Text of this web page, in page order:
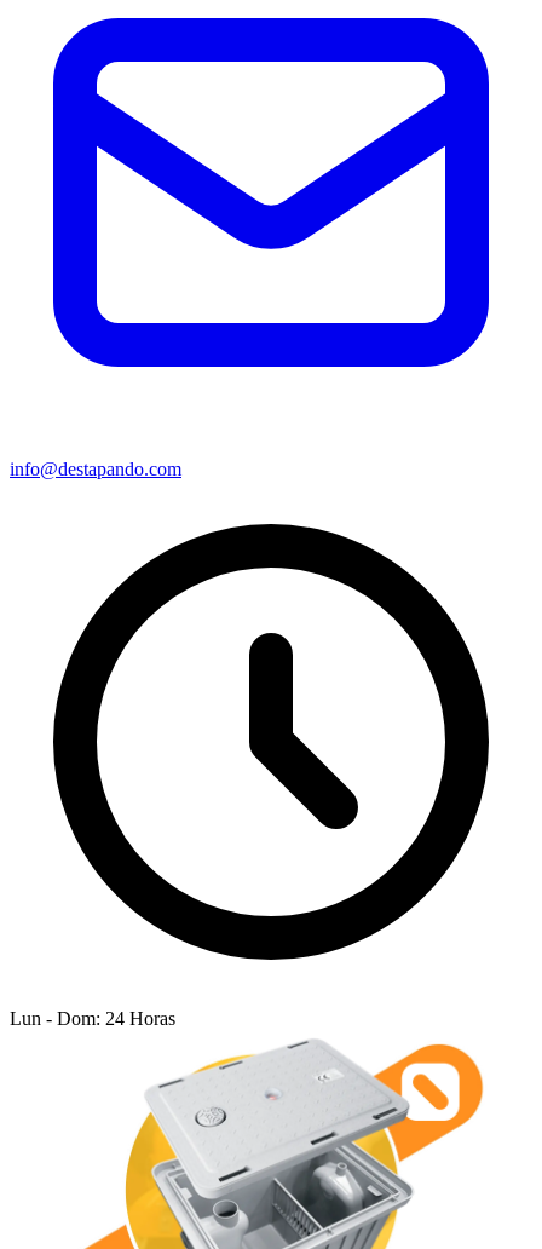
info@destapando.com
Lun - Dom: 24 Horas